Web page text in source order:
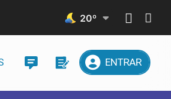
20º
ENTRAR